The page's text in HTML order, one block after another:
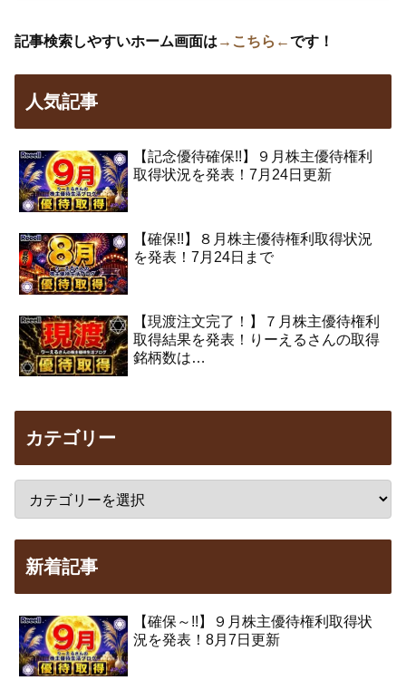
記事検索しやすいホーム画面は →こちら←です！
人気記事
【記念優待確保!!】９月株主優待権利
取得状況を発表！7月24日更新
【確保!!】８月株主優待権利取得状況
を発表！7月24日まで
【現渡注文完了！】７月株主優待権利
取得結果を発表！りーえるさんの取得
銘柄数は…
カテゴリー
新着記事
【確保～!!】９月株主優待権利取得状
況を発表！8月7日更新